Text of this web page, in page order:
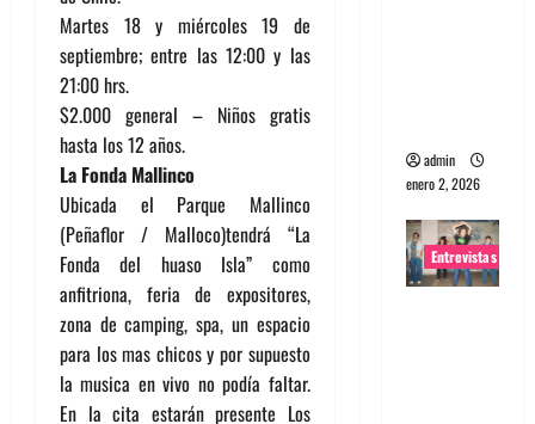
Martes 18 y miércoles 19 de
septiembre; entre las 12:00 y las
21:00 hrs.
$2.000 general – Niños gratis
hasta los 12 años.
La Fonda Mallinco
Ubicada el Parque Mallinco
(Peñaflor / Malloco)tendrá “La
Fonda del huaso Isla” como
anfitriona, feria de expositores,
zona de camping, spa, un espacio
para los mas chicos y por supuesto
la musica en vivo no podía faltar.
En la cita estarán presente Los
admin
enero 2, 2026
Entrevistas